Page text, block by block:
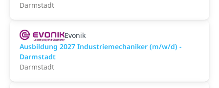
Darmstadt
Evonik
Ausbildung 2027 Industriemechaniker (m/w/d) -
Darmstadt
Darmstadt